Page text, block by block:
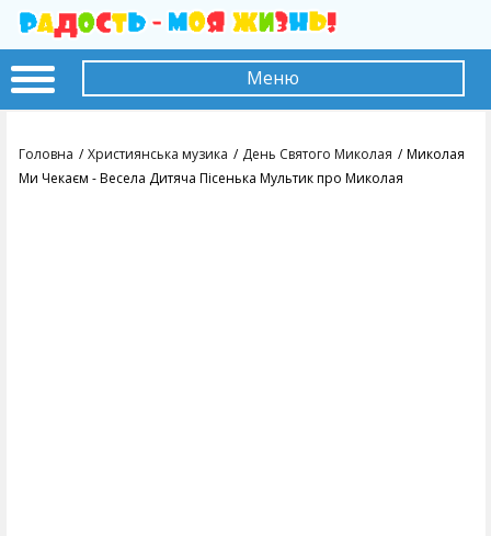
Меню
Головна Християнська музика День Святого Миколая
Миколая
Ми Чекаєм - Весела Дитяча Пісенька Мультик про Миколая